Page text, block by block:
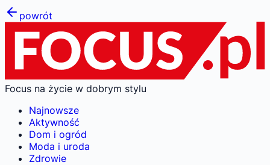
powrót
Focus na życie w dobrym stylu
Najnowsze
Aktywność
Dom i ogród
Moda i uroda
Zdrowie